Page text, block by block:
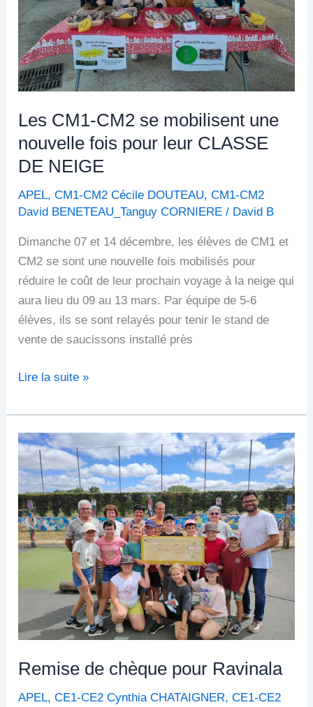
Les CM1-CM2 se mobilisent une
nouvelle fois pour leur CLASSE
DE NEIGE
APEL,CM1-CM2 Cécile DOUTEAU,CM1-CM2
David BENETEAU_Tanguy CORNIERE / David B
Dimanche 07 et 14 décembre, les élèves de CM1 et
CM2 se sont une nouvelle fois mobilisés pour
réduire le coût de leur prochain voyage à la neige qui
aura lieu du 09 au 13 mars. Par équipe de 5-6
élèves, ils se sont relayés pour tenir le stand de
vente de saucissons installé près
nouvelle
fois
pour
leur
CLASSE
NEIGE
Lire la suite »
Remise de chèque pour Ravinala
APEL,CE1-CE2 Cynthia CHATAIGNER,CE1-CE2
Remise
de
chèque
pour
Ravinala